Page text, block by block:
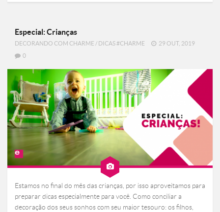
Especial: Crianças
DECORANDO COM CHARME / DICAS #CHARME
29 OUT, 2019
0
Estamos no final do mês das crianças, por isso aproveitamos para
preparar dicas especialmente para você. Como conciliar a
decoração dos seus sonhos com seu maior tesouro: os filhos,